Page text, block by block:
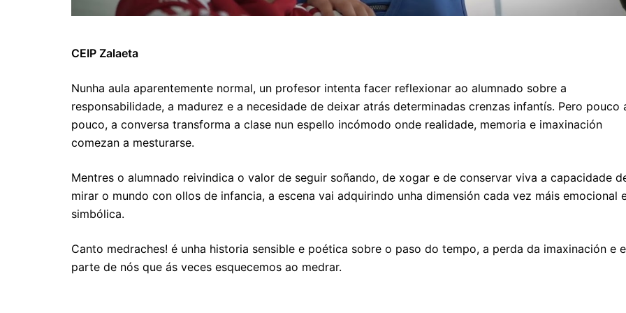
CEIP Zalaeta
Nunha aula aparentemente normal, un profesor intenta facer reflexionar ao alumnado sobre a
responsabilidade, a madurez e a necesidade de deixar atrás determinadas crenzas infantís. Pero pouco
pouco, a conversa transforma a clase nun espello incómodo onde realidade, memoria e imaxinación
comezan a mesturarse.
Mentres o alumnado reivindica o valor de seguir soñando, de xogar e de conservar viva a capacidade
mirar o mundo con ollos de infancia, a escena vai adquirindo unha dimensión cada vez máis emocional
simbólica.
Canto medraches! é unha historia sensible e poética sobre o paso do tempo, a perda da imaxinación e
parte de nós que ás veces esquecemos ao medrar.